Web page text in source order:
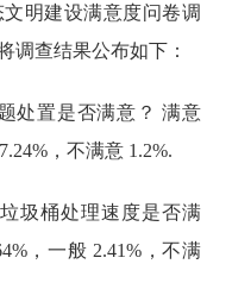
明建设满意度问卷调
调查结果公布如下：
处置是否满意？ 满意
，不满意 1.2%.
圾桶处理速度是否满
，一般 2.41%，不满